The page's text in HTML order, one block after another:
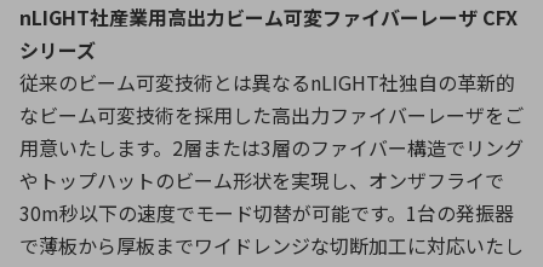
nLIGHT社産業用高出力ビーム可変ファイバーレーザ CFX
シリーズ
従来のビーム可変技術とは異なるnLIGHT社独自の革新的
なビーム可変技術を採用した高出力ファイバーレーザをご
用意いたします。2層または3層のファイバー構造でリング
やトップハットのビーム形状を実現し、オンザフライで
30m秒以下の速度でモード切替が可能です。1台の発振器
で薄板から厚板までワイドレンジな切断加工に対応いたし